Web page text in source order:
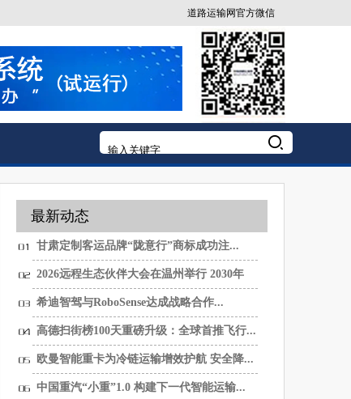
道路运输网官方微信
最新动态
甘肃定制客运品牌“陇意行”商标成功注...
2026远程生态伙伴大会在温州举行 2030年
销...
希迪智驾与RoboSense达成战略合作...
高德扫街榜100天重磅升级：全球首推飞行...
欧曼智能重卡为冷链运输增效护航 安全降...
中国重汽“小重”1.0 构建下一代智能运输...